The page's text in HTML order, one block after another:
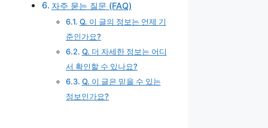
자주 묻는 질문 (FAQ)
Q. 이 글의 정보는 언제 기
준인가요?
Q. 더 자세한 정보는 어디
서 확인할 수 있나요?
Q. 이 글은 믿을 수 있는
정보인가요?